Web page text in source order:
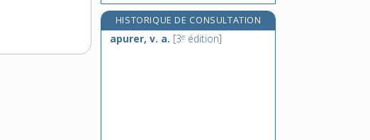
HISTORIQUE DE CONSULTATION
apurer, v. a. [3e édition]